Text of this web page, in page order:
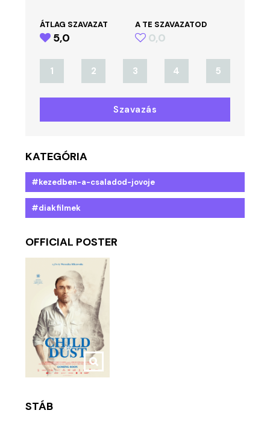
ÁTLAG SZAVAZAT
5,0
A TE SZAVAZATOD
0,0
1 2 3 4 5
Szavazás
KATEGÓRIA
#kezedben-a-csaladod-jovoje
#diakfilmek
OFFICIAL POSTER
STÁB